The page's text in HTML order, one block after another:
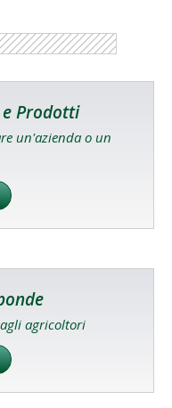
e Prodotti
un'azienda o un
agricoltori